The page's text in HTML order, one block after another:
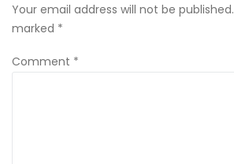
Your email address will not be published.
marked *
Comment *